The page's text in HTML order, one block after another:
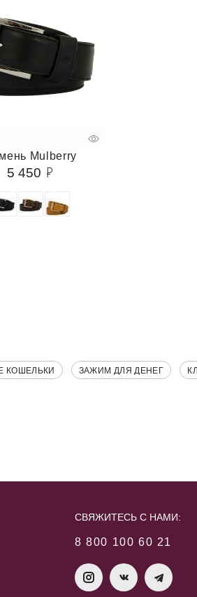
Mulberry
5 450
КОШЕЛЬКИ ЗАЖИМ ДЛЯ ДЕНЕГ
СВЯЖИТЕСЬ С НАМИ:
8 800 100 60 21